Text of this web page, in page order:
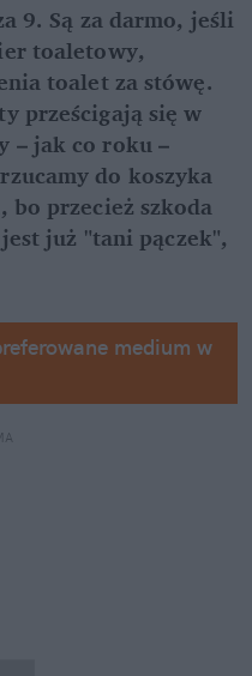
9. Są za darmo, jeśli
toaletowy,
toalet za stówę.
prześcigają się w
– jak co roku –
do koszyka
bo przecież szkoda
już "tani pączek",
medium w